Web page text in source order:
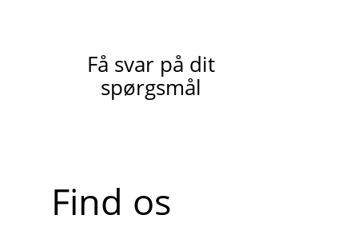
Få svar på dit
spørgsmål
Find os